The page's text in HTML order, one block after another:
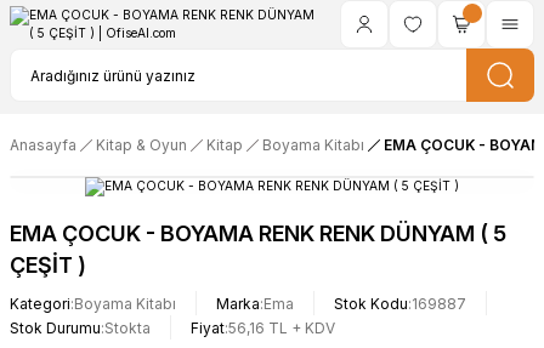
Anasayfa Kitap & Oyun Kitap Boyama Kitabı EMA ÇOCUK -
EMA ÇOCUK - BOYAMA RENK RENK DÜNYAM ( 5
ÇEŞİT )
Kategori Boyama Kitabı Marka Ema Stok Kodu 169887
Stok Durumu Stokta Fiyat 56,16 TL + KDV